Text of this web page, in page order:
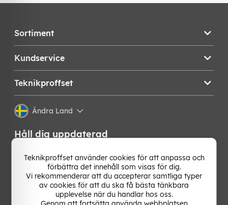
Sortiment
Kundservice
Teknikproffset
Ändra Land
Håll dig uppdaterad
Få de senaste nyheterna, hetaste erbjudandena och
bästa tipsen från oss direkt i din mejlkorg. Signa upp på
vårt nyhetsbrev!
Teknikproffset använder cookies för att anpassa och
förbättra det innehåll som visas för dig.
Vi rekommenderar att du accepterar samtliga typer
av cookies för att du ska få bästa tänkbara
upplevelse när du handlar hos oss.